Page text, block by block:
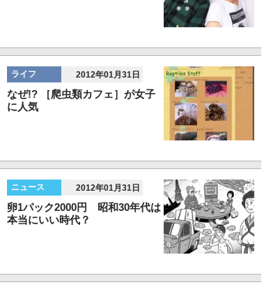
ライフ 2012年01月31日
なぜ!? ［爬虫類カフェ］が女子
に人気
ニュース 2012年01月31日
卵1パック2000円 昭和30年代は
本当にいい時代？